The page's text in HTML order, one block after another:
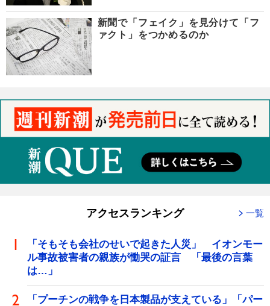
新聞で「フェイク」を見分けて「フ
ァクト」をつかめるのか
アクセスランキング 一覧
「そもそも会社のせいで起きた人災」 イオンモー
ル事故被害者の親族が慟哭の証言 「最後の言葉
は…」
「プーチンの戦争を日本製品が支えている」「パー